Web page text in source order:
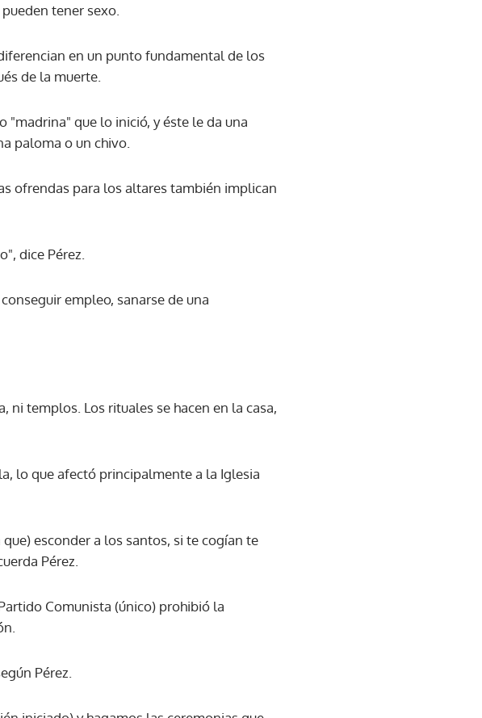
tener sexo.
en un punto fundamental de los
de la muerte.
"madrina" que lo inició, y éste le da una
paloma o un chivo.
ofrendas para los altares también implican
dice Pérez.
empleo, sanarse de una
ni templos. Los rituales se hacen en la casa,
lo que afectó principalmente a la Iglesia
esconder a los santos, si te cogían te
Pérez.
Comunista (único) prohibió la
Pérez.